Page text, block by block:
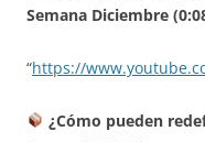
Semana Diciembre
“https://
¿Cómo pueden